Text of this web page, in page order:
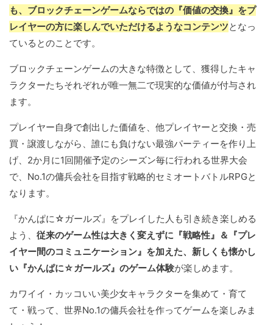
も、ブロックチェーンゲームならではの『価値の交換』をプ
レイヤーの方に楽しんでいただけるようなコンテンツとなっ
ているとのことです。
ブロックチェーンゲームの大きな特徴として、獲得したキャ
ラクターたちそれぞれが唯一無二で現実的な価値が付与され
ます。
プレイヤー自身で創出した価値を、他プレイヤーと交換・売
買・譲渡しながら、誰にも負けない最強パーティーを作り上
げ、2か月に1回開催予定のシーズン毎に行われる世界大会
で、No.1の傭兵会社を目指す戦略的セミオートバトルRPGと
なります。
『かんぱに☆ガールズ』をプレイした人も引き続き楽しめる
よう、 従来のゲーム性は大きく変えずに『戦略性』＆『プレ
イヤー間のコミュニケーション』を加えた、新しくも懐かし
い『かんぱに☆ガールズ』のゲーム体験が楽しめます。
カワイイ・カッコいい美少女キャラクターを集めて・育て
て・戦って、世界No.1の傭兵会社を作ってゲームを楽しみま